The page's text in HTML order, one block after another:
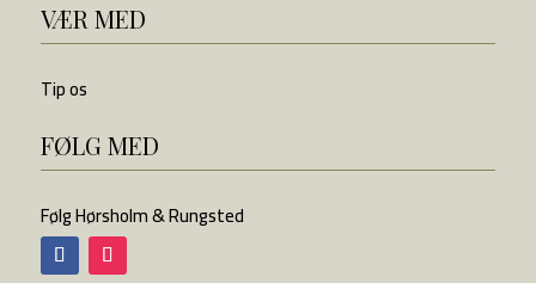
VÆR MED
Tip os
FØLG MED
Følg Hørsholm & Rungsted